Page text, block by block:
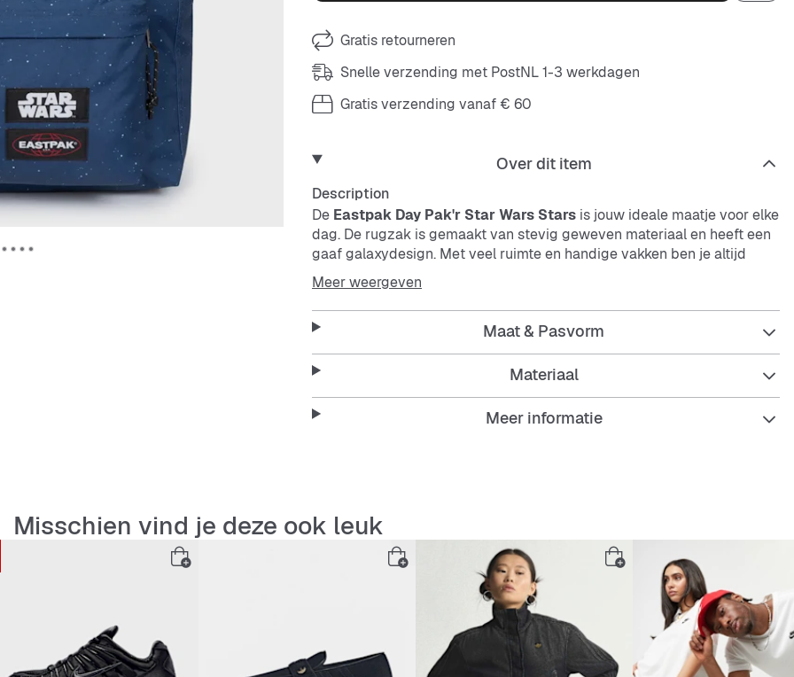
Gratis retourneren
Snelle verzending met PostNL 1-3 werkdagen
Gratis verzending vanaf € 60
Over dit item
Description
De Eastpak Day Pak'r Star Wars Stars is jouw ideale maatje voor elke
dag. De rugzak is gemaakt van stevig geweven materiaal en heeft een
gaaf galaxydesign. Met veel ruimte en handige vakken ben je altijd
klaar, of je nu naar school, de uni of gewoon ergens naartoe gaat.
Features:
Stevig, duurzaam materiaal
Zijvakken voor flessen of accessoires
Coole Star Wars prints met galactische look
Meer weergeven
Maat & Pasvorm
Materiaal
Meer informatie
Misschien vind je deze ook leuk